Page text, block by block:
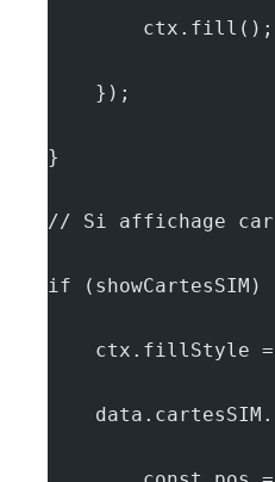
        ctx.fill();
    });
}
// Si affichage
if (showCartesSIM)
ctx.fillStyle